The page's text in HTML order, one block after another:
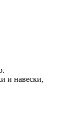
и навески,